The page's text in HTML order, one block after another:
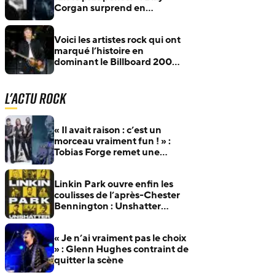
Corgan surprend en
Osbourne
Voici les artistes rock qui ont
marqué l’histoire en
dominant le Billboard 200
L'actu Rock
« Il avait raison : c’est un
morceau vraiment fun ! » :
Tobias Forge remet une
Linkin Park ouvre enfin les
coulisses de l’après-Chester
Bennington : Unshatter
« Je n’ai vraiment pas le choix
» : Glenn Hughes contraint de
quitter la scène